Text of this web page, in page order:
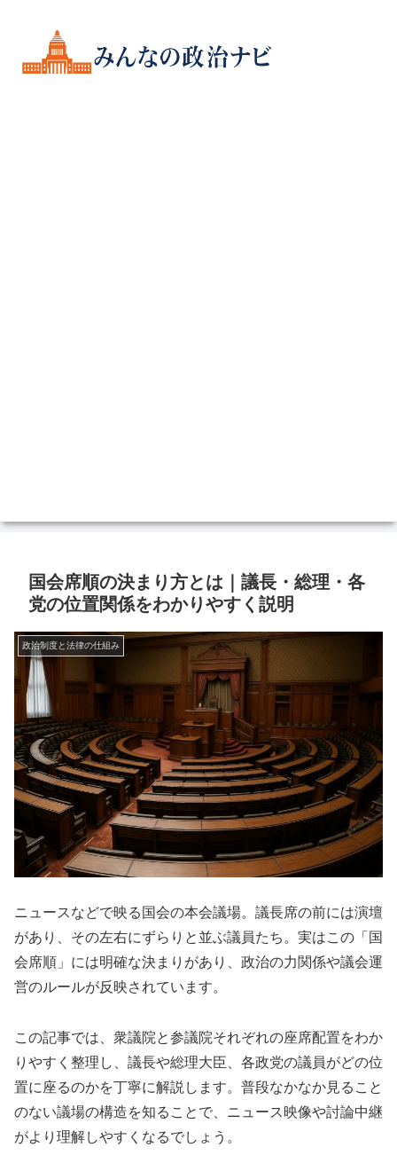
国会席順の決まり方とは｜議長・総理・各
党の位置関係をわかりやすく説明
政治制度と法律の仕組み
ニュースなどで映る国会の本会議場。議長席の前には演壇
があり、その左右にずらりと並ぶ議員たち。実はこの「国
会席順」には明確な決まりがあり、政治の力関係や議会運
営のルールが反映されています。
この記事では、衆議院と参議院それぞれの座席配置をわか
りやすく整理し、議長や総理大臣、各政党の議員がどの位
置に座るのかを丁寧に解説します。普段なかなか見ること
のない議場の構造を知ることで、ニュース映像や討論中継
がより理解しやすくなるでしょう。